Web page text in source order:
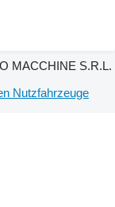
MACCHINE S.R.L.
Nutzfahrzeuge